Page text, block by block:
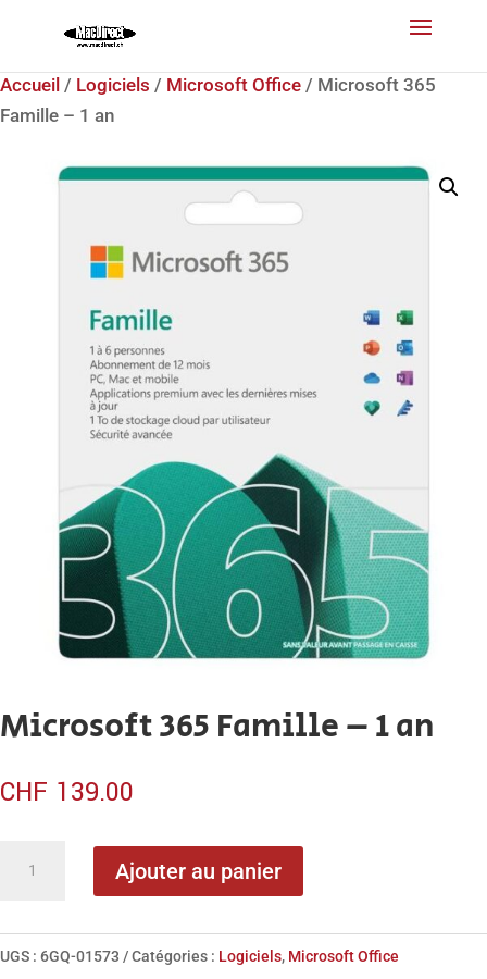
Accueil / Logiciels / Microsoft Office / Microsoft 365
Famille – 1 an
Microsoft 365 Famille – 1 an
CHF 139.00
365
Ajouter au panier
UGS : 6GQ-01573 Catégories : Logiciels, Microsoft Office